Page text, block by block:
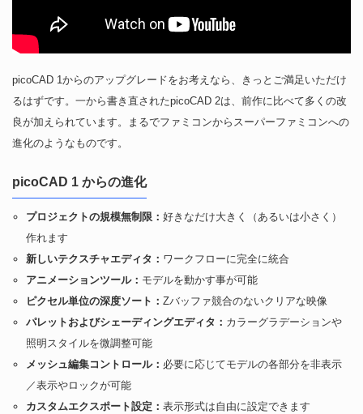
picoCAD 1からのアップグレードをお考えなら、きっとご満足いただけ
るはずです。一から書き直されたpicoCAD 2は、前作に比べて多くの改
良が加えられています。まるでファミコンからスーパーファミコンへの
進化のようなものです。
picoCAD 1 からの進化
プロジェクトの規模無制限： 好きなだけ大きく（あるいは小さく）
作れます
新しいテクスチャエディタ： ワークフローに完全に統合
アニメーションツール： モデルを動かす事が可能
ピクセル単位の深度ソート： Zバッファ競合のないクリアな映像
パレットおよびシェーディングエディタ： カラーグラデーションや
照明スタイルを微調整可能
メッシュ編集コントロール： 必要に応じてモデルの各部分を非表示
／表示やロックが可能
カスタムエクスポート設定： 表示形式は自由に設定できます